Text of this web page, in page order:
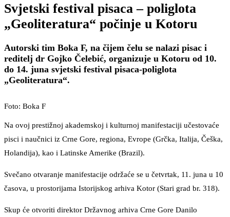
Svjetski festival pisaca – poliglota
„Geoliteratura“ počinje u Kotoru
Autorski tim Boka F, na čijem čelu se nalazi pisac i
reditelj dr Gojko Čelebić, organizuje u Kotoru od 10.
do 14. juna svjetski festival pisaca-poliglota
„Geoliteratura“.
Foto: Boka F
Na ovoj prestižnoj akademskoj i kulturnoj manifestaciji učestovaće
pisci i naučnici iz Crne Gore, regiona, Evrope (Grčka, Italija, Češka,
Holandija), kao i Latinske Amerike (Brazil).
Svečano otvaranje manifestacije održaće se u četvrtak, 11. juna u 10
časova, u prostorijama Istorijskog arhiva Kotor (Stari grad br. 318).
Skup će otvoriti direktor Državnog arhiva Crne Gore Danilo